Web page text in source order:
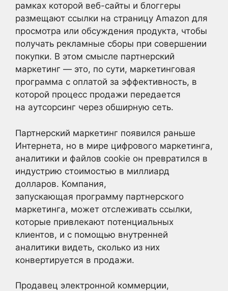
рамках которой веб-сайты и блоггеры
размещают ссылки на страницу Amazon для
просмотра или обсуждения продукта, чтобы
получать рекламные сборы при совершении
покупки. В этом смысле партнерский
маркетинг — это, по сути, маркетинговая
программа с оплатой за эффективность, в
которой процесс продажи передается
на аутсорсинг через обширную сеть.
Партнерский маркетинг появился раньше
Интернета, но в мире цифрового маркетинга,
аналитики и файлов cookie он превратился в
индустрию стоимостью в миллиард
долларов. Компания,
запускающая программу партнерского
маркетинга, может отслеживать ссылки,
которые привлекают потенциальных
клиентов, и с помощью внутренней
аналитики видеть, сколько из них
конвертируется в продажи.
Продавец электронной коммерции,